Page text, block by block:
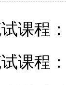
课程
课程